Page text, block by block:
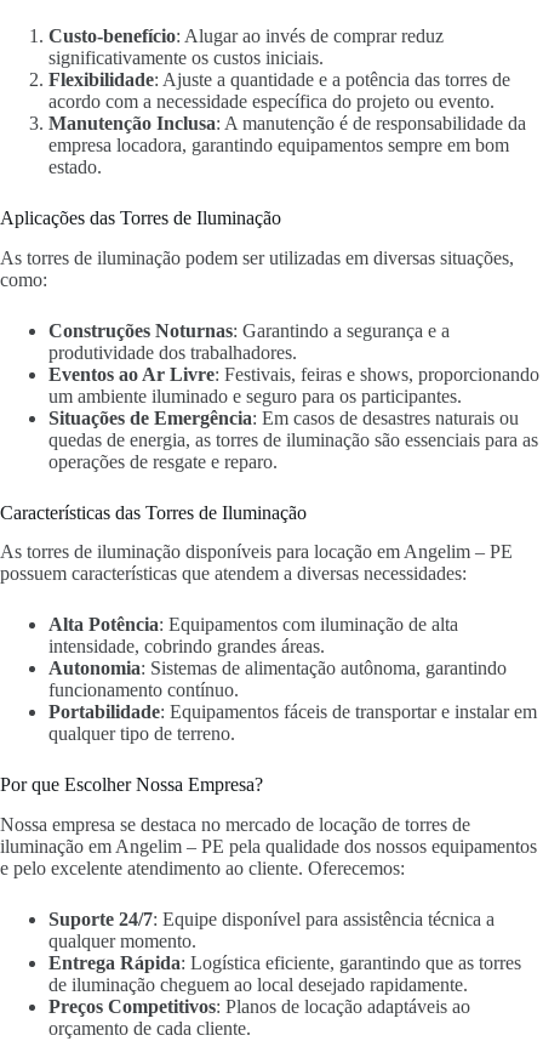
Custo-benefício: Alugar ao invés de comprar reduz
significativamente os custos iniciais.
Flexibilidade: Ajuste a quantidade e a potência das torres de
acordo com a necessidade específica do projeto ou evento.
Manutenção Inclusa: A manutenção é de responsabilidade da
empresa locadora, garantindo equipamentos sempre em bom
estado.
Aplicações das Torres de Iluminação
As torres de iluminação podem ser utilizadas em diversas situações,
como:
Construções Noturnas: Garantindo a segurança e a
produtividade dos trabalhadores.
Eventos ao Ar Livre: Festivais, feiras e shows, proporcionando
um ambiente iluminado e seguro para os participantes.
Situações de Emergência: Em casos de desastres naturais ou
quedas de energia, as torres de iluminação são essenciais para as
operações de resgate e reparo.
Características das Torres de Iluminação
As torres de iluminação disponíveis para locação em Angelim – PE
possuem características que atendem a diversas necessidades:
Alta Potência: Equipamentos com iluminação de alta
intensidade, cobrindo grandes áreas.
Autonomia: Sistemas de alimentação autônoma, garantindo
funcionamento contínuo.
Portabilidade: Equipamentos fáceis de transportar e instalar em
qualquer tipo de terreno.
Por que Escolher Nossa Empresa?
Nossa empresa se destaca no mercado de locação de torres de
iluminação em Angelim – PE pela qualidade dos nossos equipamentos
e pelo excelente atendimento ao cliente. Oferecemos:
Suporte 24/7: Equipe disponível para assistência técnica a
qualquer momento.
Entrega Rápida: Logística eficiente, garantindo que as torres
de iluminação cheguem ao local desejado rapidamente.
Preços Competitivos: Planos de locação adaptáveis ao
orçamento de cada cliente.